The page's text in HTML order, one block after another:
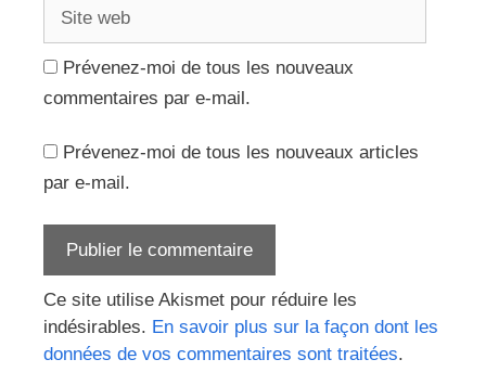
Prévenez-moi de tous les nouveaux
commentaires par e-mail.
Prévenez-moi de tous les nouveaux articles
par e-mail.
Ce site utilise Akismet pour réduire les
indésirables. En savoir plus sur la façon dont les
données de vos commentaires sont traitées.